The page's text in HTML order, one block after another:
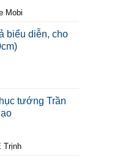
Mobi
biểu diễn, cho
tướng Trần
sao
Trịnh